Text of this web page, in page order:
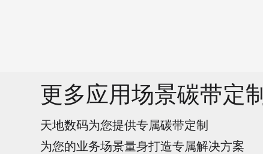
更多应用场景碳带定制
天地数码为您提供专属碳带定制
为您的业务场景量身打造专属解决方案